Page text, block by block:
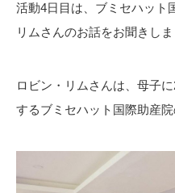
活動4日目は、ブミセハット
リムさんのお話をお聞きしま
ロビン・リムさんは、母子
するブミセハット国際助産院